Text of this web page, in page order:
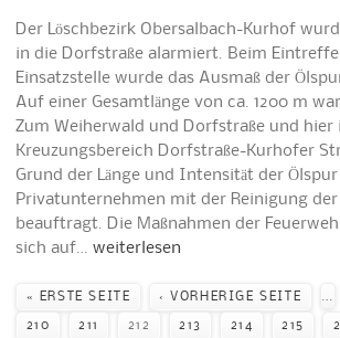
Der Löschbezirk Obersalbach-Kurhof
in die Dorfstraße alarmiert. Beim
Einsatzstelle wurde das Ausmaß der
Auf einer Gesamtlänge von ca. 1200 m
Zum Weiherwald und Dorfstraße und hier
Kreuzungsbereich Dorfstraße-Kurhofer
Grund der Länge und Intensität der
Privatunternehmen mit der Reinigung der
beauftragt. Die Maßnahmen der
sich auf…weiterlesen
Seiten
« ERSTE SEITE ‹ VORHERIGE SEITE …
210 211 212 213 214 215